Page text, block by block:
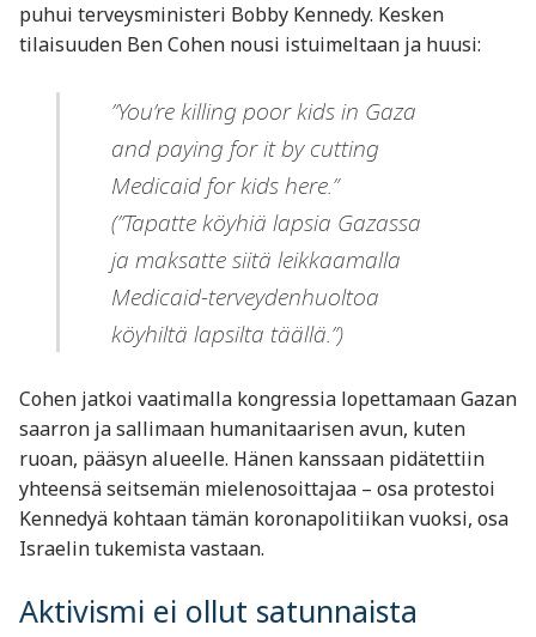
puhui terveysministeri Bobby Kennedy. Kesken
tilaisuuden Ben Cohen nousi istuimeltaan ja huusi:
”You’re killing poor kids in Gaza
and paying for it by cutting
Medicaid for kids here.”
(”Tapatte köyhiä lapsia Gazassa
ja maksatte siitä leikkaamalla
Medicaid-terveydenhuoltoa
köyhiltä lapsilta täällä.”)
Cohen jatkoi vaatimalla kongressia lopettamaan Gazan
saarron ja sallimaan humanitaarisen avun, kuten
ruoan, pääsyn alueelle. Hänen kanssaan pidätettiin
yhteensä seitsemän mielenosoittajaa – osa protestoi
Kennedyä kohtaan tämän koronapolitiikan vuoksi, osa
Israelin tukemista vastaan.
Aktivismi ei ollut satunnaista